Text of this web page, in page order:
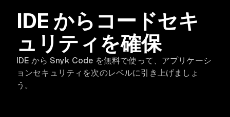
IDE からコードセキ
ュリティを確保
IDE から Snyk Code を無料で使って、アプリケーシ
ョンセキュリティを次のレベルに引き上げましょ
う。